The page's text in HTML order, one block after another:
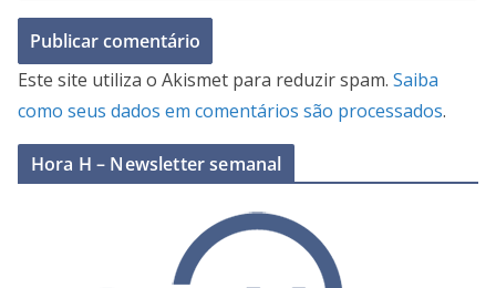
Este site utiliza o Akismet para reduzir spam. Saiba
como seus dados em comentários são processados.
Hora H – Newsletter semanal